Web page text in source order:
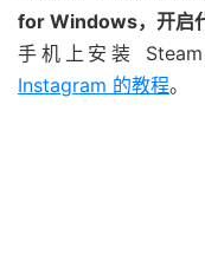
for Windows，开启
手机上安装
Instagram 的教程。